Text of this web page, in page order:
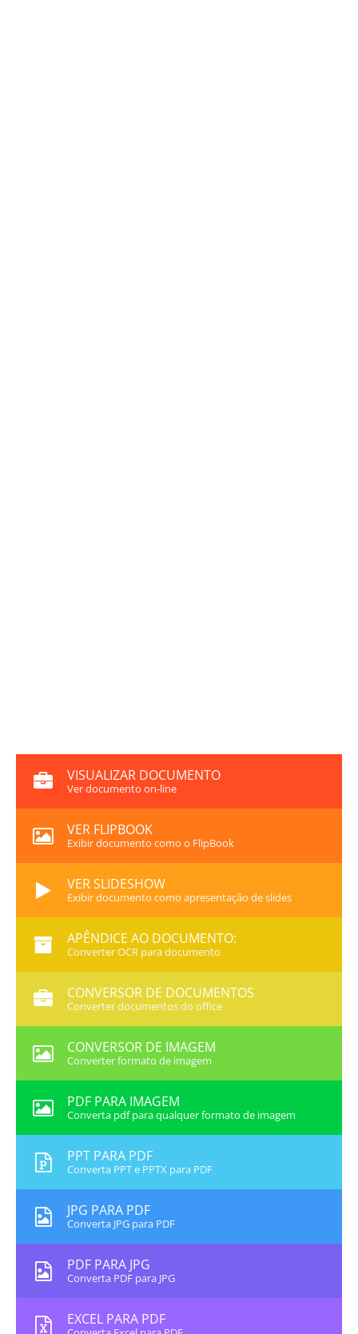
VISUALIZAR DOCUMENTO
Ver documento on-line
VER FLIPBOOK
Exibir documento como o FlipBook
VER SLIDESHOW
Exibir documento como apresentação de slides
APÊNDICE AO DOCUMENTO:
Converter OCR para documento
CONVERSOR DE DOCUMENTOS
Converter documentos do office
CONVERSOR DE IMAGEM
Converter formato de imagem
PDF PARA IMAGEM
Converta pdf para qualquer formato de imagem
PPT PARA PDF
Converta PPT e PPTX para PDF
JPG PARA PDF
Converta JPG para PDF
PDF PARA JPG
Converta PDF para JPG
EXCEL PARA PDF